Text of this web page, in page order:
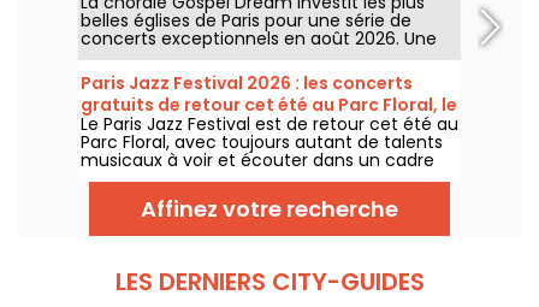
Paris
belles églises de Paris pour une série de
concerts exceptionnels en août 2026. Une
expérience musicale unique qui célèbre
l'espoir, l'unité et la résilience à travers les
chants authentiques de l'Église Afro-
Américaine.
Paris Jazz Festival 2026 : les concerts
gratuits de retour cet été au Parc Floral, le
programme
Le Paris Jazz Festival est de retour cet été au
Parc Floral, avec toujours autant de talents
musicaux à voir et écouter dans un cadre
bucolique. Voici le programme des concerts
gratuits à découvrir du 24 juin au 6
septembre 2026 !
Affinez votre recherche
LES DERNIERS CITY-GUIDES